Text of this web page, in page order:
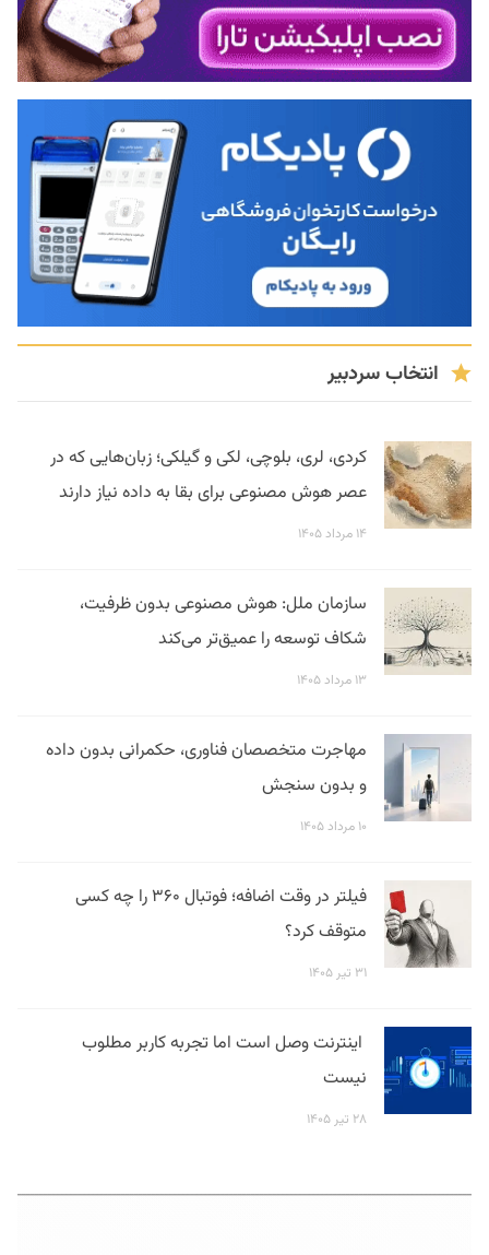
انتخاب سردبیر
کردی، لری، بلوچی، لکی و گیلکی؛ زبان‌هایی که در
عصر هوش مصنوعی برای بقا به داده نیاز دارند
۱۴ مرداد ۱۴۰۵
سازمان ملل: هوش مصنوعی بدون ظرفیت،
شکاف توسعه را عمیق‌تر می‌کند
۱۳ مرداد ۱۴۰۵
مهاجرت متخصصان فناوری، حکمرانی بدون داده
و بدون سنجش
۱۰ مرداد ۱۴۰۵
فیلتر در وقت اضافه؛ فوتبال ۳۶۰ را چه کسی
متوقف کرد؟
۳۱ تیر ۱۴۰۵
اینترنت وصل است اما تجربه کاربر مطلوب
نیست
۲۸ تیر ۱۴۰۵